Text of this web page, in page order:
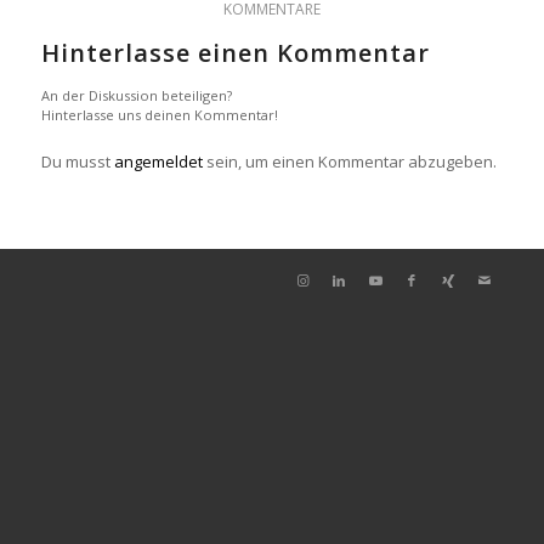
KOMMENTARE
Hinterlasse einen Kommentar
An der Diskussion beteiligen?
Hinterlasse uns deinen Kommentar!
Du musst angemeldetsein, um einen Kommentar abzugeben.